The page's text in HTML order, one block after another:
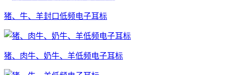
猪、牛、羊封口低频电子耳标
猪、肉牛、奶牛、羊低频电子耳标